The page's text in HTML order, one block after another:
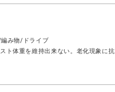
編み物/ドライブ
ト体重を維持出来ない。老化現象に抗